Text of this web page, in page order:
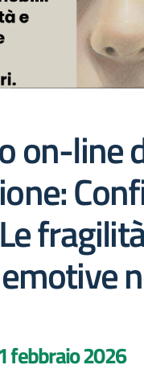
on-line
febbraio 2026